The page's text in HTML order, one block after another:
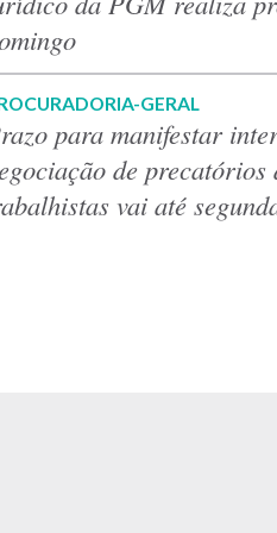
GERAL
para manifestar
de precatórios
vai até